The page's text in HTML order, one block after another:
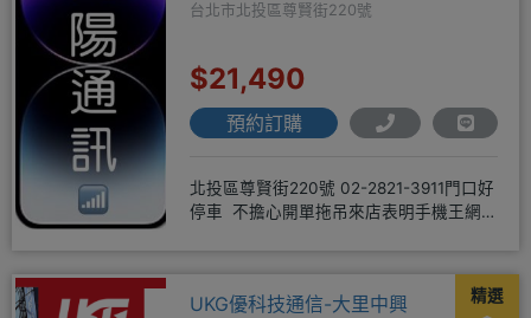
台北市北投區尊賢街220號
$21,490
預約訂購
北投區尊賢街220號 02-2821-3911門口好
停車 不擔心開單拖吊來店表明手機王網
精選
UKG優科技通信-大里中興